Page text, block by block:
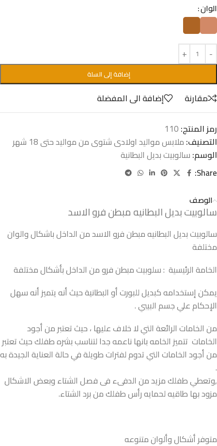
الوان
إضافة إلى السلة
مقارنة
إضافة الى المفضلة
رمز المنتج:110
التصنيف:ملابس مواليد اولادى شتوى من مواليد حتى 18 شهر
الوسم:سالوبيت بديل البطانية
Share:
الوصف
سالوبيت بديل البطانيه مبطن فرو الاسد
سالوبيت بديل البطانيه مبطن فرو الاسد من الداخل باشكال والوان
مختلفة
الخامة الرئيسية : سلوبيت مبطن فرو من الداخل بأشكال مختلفة
يمكن إستخدامه كبديل للبورت أو البطانية حيث أنه يتميز أنه سهل
الإحكام علي جسم البيبي .
من الخامات الرائعة التي لا خلاف عليها ، حيث تعتبر من أجود
الخامات تتميز الخامه بانها ناعمه جدا لتناسب بشره طفلك حيث تعتبر
من أجود الخامات التي تدوم لفترات طويلة في حالة العناية الجيدة به
.
,وتعطي طفلك مزيد من الدفىء فى فصل الشتاء وبعض الاشكال
مزود بها طاقيه لحمايه رأس طفلك من برد الشتاء.
متوفر أشكال وألوان متنوعه